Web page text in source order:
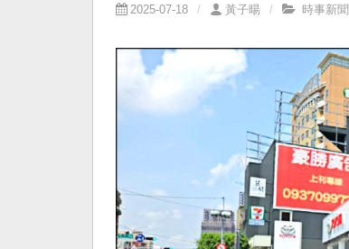
2025-07-18 黃子暘 時事新聞